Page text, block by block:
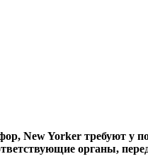
New Yorker требуют у
органы,